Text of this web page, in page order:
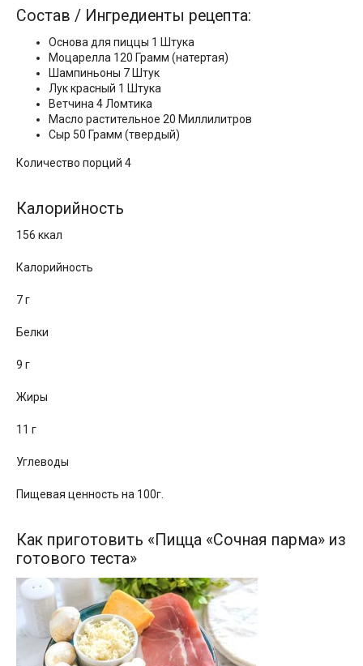
Состав / Ингредиенты рецепта:
Основа для пиццы 1 Штука
Моцарелла 120 Грамм (натертая)
Шампиньоны 7 Штук
Лук красный 1 Штука
Ветчина 4 Ломтика
Масло растительное 20 Миллилитров
Сыр 50 Грамм (твердый)
Количество порций 4
Калорийность
156 ккал
Калорийность
7 г
Белки
9 г
Жиры
11 г
Углеводы
Пищевая ценность на 100г.
Как приготовить «Пицца «Сочная парма» из
готового теста»